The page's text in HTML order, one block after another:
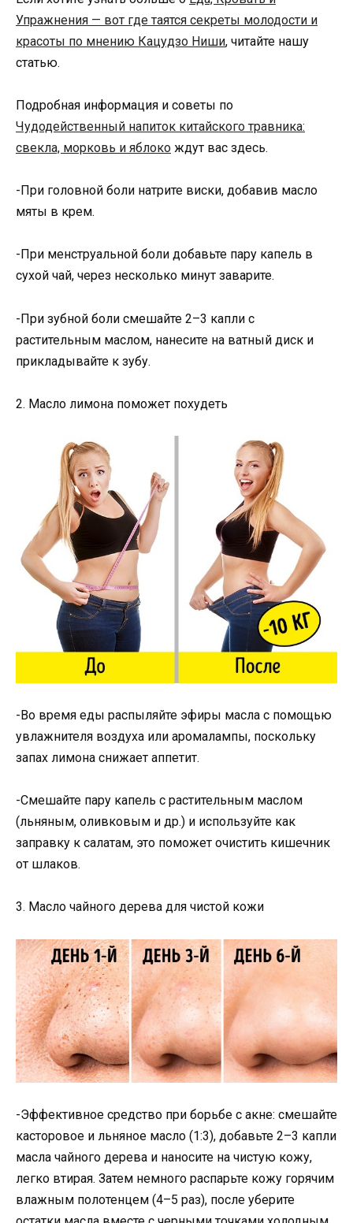
Упражнения — вот где таятся секреты молодости и
красоты по мнению Кацудзо Ниши, читайте нашу
статью.
Подробная информация и советы по
Чудодейственный напиток китайского травника:
свекла, морковь и яблоко ждут вас здесь.
-При головной боли натрите виски, добавив масло
мяты в крем.
-При менструальной боли добавьте пару капель в
сухой чай, через несколько минут заварите.
-При зубной боли смешайте 2–3 капли с
растительным маслом, нанесите на ватный диск и
прикладывайте к зубу.
2. Масло лимона поможет похудеть
-Во время еды распыляйте эфиры масла с помощью
увлажнителя воздуха или аромалампы, поскольку
запах лимона снижает аппетит.
-Смешайте пару капель с растительным маслом
(льняным, оливковым и др.) и используйте как
заправку к салатам, это поможет очистить кишечник
от шлаков.
3. Масло чайного дерева для чистой кожи
-Эффективное средство при борьбе с акне: смешайте
касторовое и льняное масло (1:3), добавьте 2–3 капли
масла чайного дерева и наносите на чистую кожу,
легко втирая. Затем немного распарьте кожу горячим
влажным полотенцем (4–5 раз), после уберите